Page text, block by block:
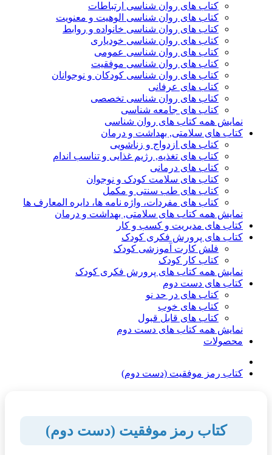
کتاب های روان شناسی ارتباطات
کتاب های روان شناسی الوهیت و معنویت
کتاب های روان شناسی خانواده و روابط
کتاب های روان شناسی خودیاری
کتاب های روان شناسی عمومی
کتاب های روان شناسی موفقیت
کتاب های روان شناسی کودکان و نوجوانان
کتاب های عرفانی
کتاب های روان شناسی تخصصی
کتاب های جامعه شناسی
نمایش همه کتاب های روان شناسی
کتاب های سلامتی, بهداشت و درمان
کتاب های ازدواج و زناشویی
کتاب های تغذیه, رژیم غذایی و تناسب اندام
کتاب های درمانی
کتاب های سلامت کودک و نوجوان
کتاب های طب سنتی و مکمل
کتاب های مفردات، واژه نامه ها، دایره المعارف ها
نمایش همه کتاب های سلامتی, بهداشت و درمان
کتاب های مدیریت و کسب و کار
کتاب های پرورش فکری کودک
فلش کارت آموزشی کودک
کتاب کار کودک
نمایش همه کتاب های پرورش فکری کودک
کتاب های دست دوم
کتاب های در حد نو
کتاب های خوب
کتاب های قابل قبول
نمایش همه کتاب های دست دوم
محصولات
کتاب رمز موفقیت (دست دوم)
کتاب رمز موفقیت (دست دوم)